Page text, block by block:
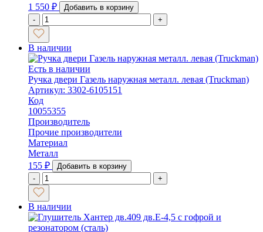
1 550 ₽
Добавить в корзину
-
+
В наличии
Есть в наличии
Ручка двери Газель наружная металл. левая (Truckman)
Артикул: 3302-6105151
Код
10055355
Производитель
Прочие производители
Материал
Металл
155 ₽
Добавить в корзину
-
+
В наличии